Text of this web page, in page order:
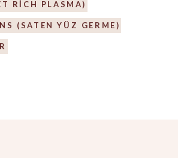
RICH PLASMA)
(SATEN YÜZ GERME)